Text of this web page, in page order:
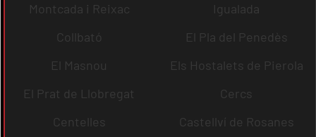
Montcada i Reixac
Igualada
Collbató
El Pla del Penedès
El Masnou
Els Hostalets de Pierola
El Prat de Llobregat
Cercs
Centelles
Castellví de Rosanes